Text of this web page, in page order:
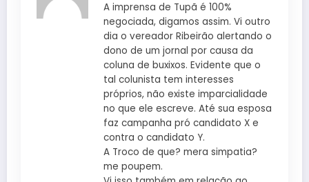
A imprensa de Tupã é 100%
negociada, digamos assim. Vi outro
dia o vereador Ribeirão alertando o
dono de um jornal por causa da
coluna de buxixos. Evidente que o
tal colunista tem interesses
próprios, não existe imparcialidade
no que ele escreve. Até sua esposa
faz campanha pró candidato X e
contra o candidato Y.
A Troco de que? mera simpatia?
me poupem.